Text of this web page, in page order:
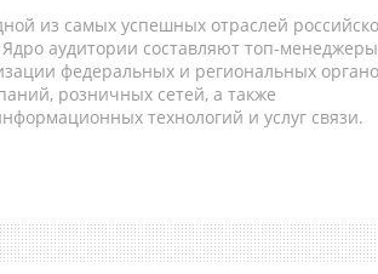
из самых успешных отраслей
аудитории составляют топ-
федеральных и региональных
розничных сетей, а также
технологий и услуг связи.